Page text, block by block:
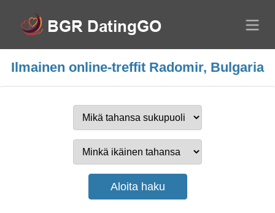
Ilmainen online-treffit Radomir, Bulgaria